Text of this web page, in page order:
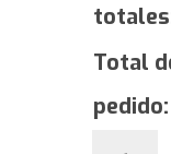
Total
pedido: